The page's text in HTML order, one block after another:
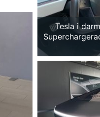
Tesla i